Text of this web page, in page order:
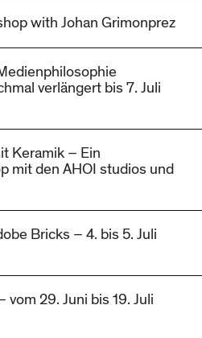
with Johan Grimonprez
verlängert bis 7. Juli
Keramik – Ein
mit den AHOI studios und
Bricks – 4. bis 5. Juli
vom 29. Juni bis 19. Juli